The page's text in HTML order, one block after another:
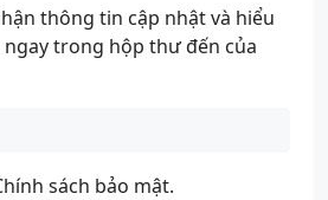
thông tin cập nhật và hiểu
trong hộp thư đến của
sách bảo mật.